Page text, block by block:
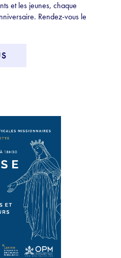
et les jeunes, chaque
Rendez-vous le